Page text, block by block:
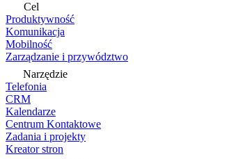
Cel
Produktywność
Komunikacja
Mobilność
Zarządzanie i przywództwo
Narzędzie
Telefonia
CRM
Kalendarze
Centrum Kontaktowe
Zadania i projekty
Kreator stron